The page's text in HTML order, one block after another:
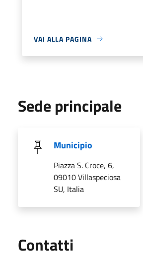
VAI ALLA PAGINA
Sede principale
Municipio
Piazza S. Croce, 6,
09010 Villaspeciosa
SU, Italia
Contatti